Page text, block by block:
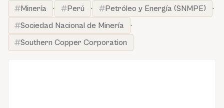
Minería
· Perú · Petróleo y Energía (SNMPE)
·
Sociedad Nacional de Minería
·
Southern Copper Corporation